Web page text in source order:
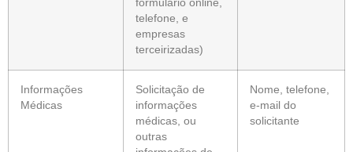
formulário online,
telefone, e
empresas
terceirizadas)
Informações
Médicas
Solicitação de
informações
médicas, ou
outras
Nome, telefone,
e-mail do
solicitante